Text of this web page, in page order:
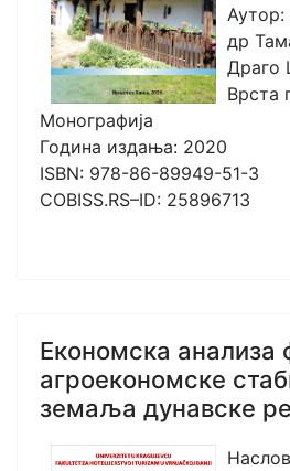
Аутор:
др
Драго
Врста
Монографија
Година издања: 2020
ISBN: 978-86-89949-51-3
COBISS.RS–ID: 25896713
Економска
агроекономске
земаља дунавске